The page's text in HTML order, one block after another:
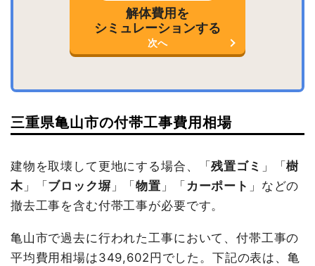
解体費用を
シミュレーションする
次へ
三重県亀山市の付帯工事費用相場
建物を取壊して更地にする場合、「残置ゴミ 」「樹
木」「 ブロック塀 」「物置 」「 カーポート 」などの
撤去工事を含む付帯工事が必要です。
亀山市で過去に行われた工事において、付帯工事の
平均費用相場は349,602円でした。下記の表は、亀